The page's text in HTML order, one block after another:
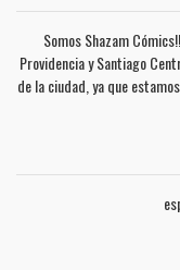
Somos Shazam
Providencia y Santiago
de la ciudad, ya que